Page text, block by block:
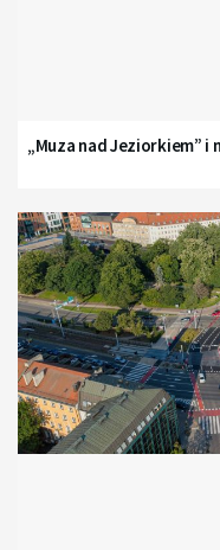
„Muza nad Jeziorkiem” i